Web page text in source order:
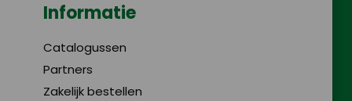
Informatie
Catalogussen
Partners
Zakelijk bestellen